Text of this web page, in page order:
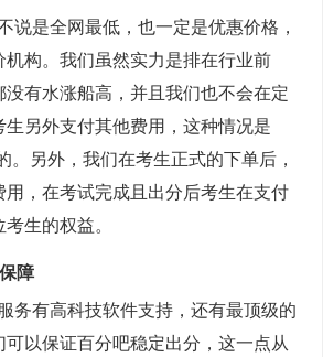
说是全网最低，也一定是优惠价格，
构。我们虽然实力是排在行业前
有水涨船高，并且我们也不会在定
另外支付其他费用，这种情况是
。另外，我们在考生正式的下单后，
用，在考试完成且出分后考生在支付
生的权益。
障
服务有高科技软件支持，还有最顶级的
以保证百分吧稳定出分，这一点从